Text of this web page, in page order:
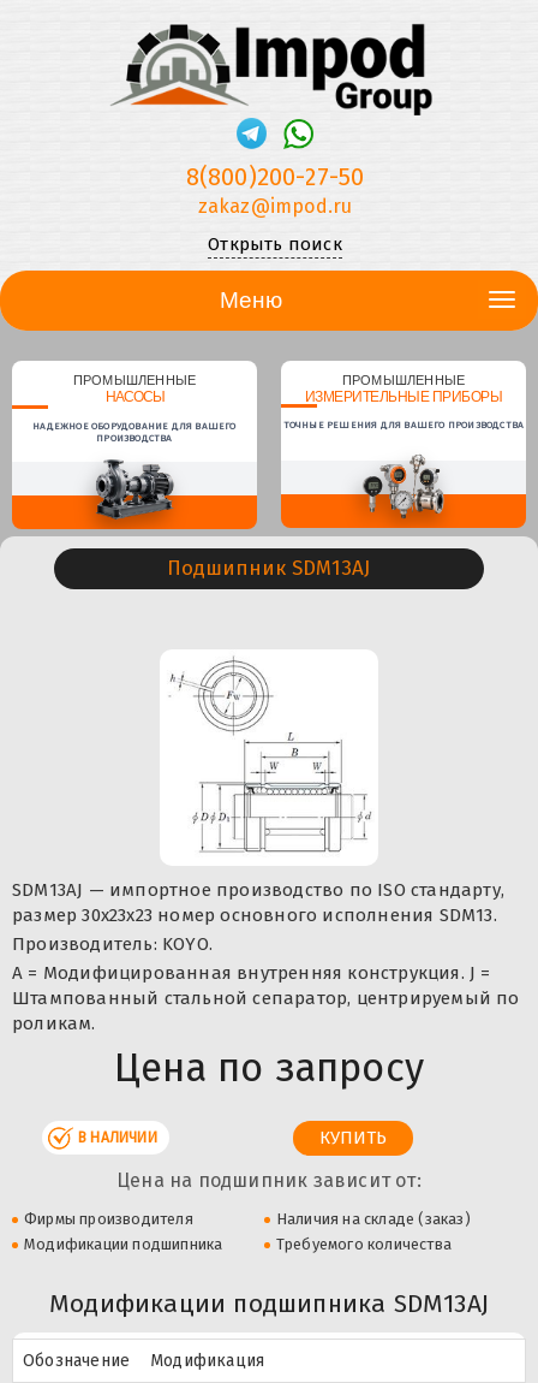
8(800)200-27-50
zakaz@impod.ru
Открыть поиск
Меню
ПРОМЫШЛЕННЫЕ
НАСОСЫ
НАДЕЖНОЕ ОБОРУДОВАНИЕ ДЛЯ ВАШЕГО
ПРОИЗВОДСТВА
ПРОМЫШЛЕННЫЕ
ИЗМЕРИТЕЛЬНЫЕ ПРИБОРЫ
ТОЧНЫЕ РЕШЕНИЯ ДЛЯ ВАШЕГО ПРОИЗВОДСТВА
Подшипник SDM13AJ
SDM13AJ — импортное производство по ISO стандарту,
размер 30x23x23 номер основного исполнения SDM13.
Производитель: KOYO.
A = Модифицированная внутренняя конструкция. J =
Штампованный стальной сепаратор, центрируемый по
роликам.
Цена по запросу
В НАЛИЧИИ
Цена на подшипник зависит от:
Фирмы производителя
Наличия на складе (заказ)
Модификации подшипника
Требуемого количества
Модификации подшипника SDM13AJ
Обозначение
Модификация